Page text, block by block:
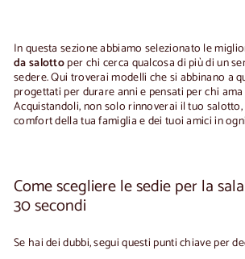
0
In questa sezione abbiamo selezionato le
da salottoper chi cerca qualcosa di più di un
sedere. Qui troverai modelli che si abbinano a
progettati per durare anni e pensati per chi
Acquistandoli, non solo rinnoverai il tuo
comfort della tua famiglia e dei tuoi amici in
Come scegliere le sedie per la
30 secondi
Se hai dei dubbi, segui questi punti chiave per